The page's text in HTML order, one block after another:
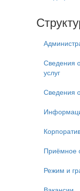
Сведения
услуг
Сведения
Приёмное
Режим и